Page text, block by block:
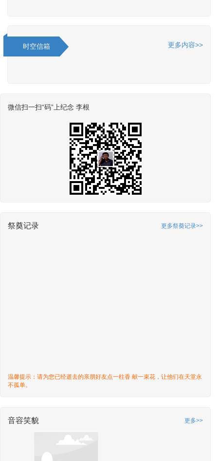
时空信箱 更多内容>>
微信扫一扫“码”上纪念 李根
祭奠记录 更多祭奠记录>>
温馨提示：请为您已经逝去的亲朋好友点一柱香 献一束花，让他们在天堂永
不孤单。
音容笑貌 更多>>